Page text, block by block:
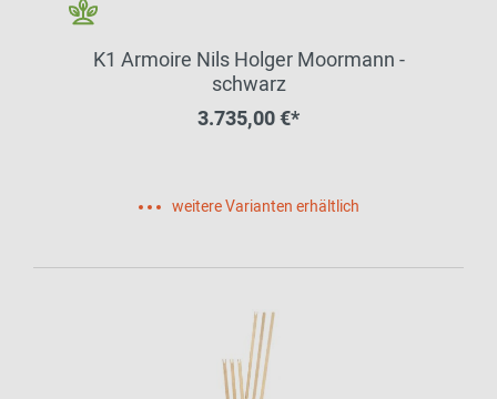
K1 Armoire Nils Holger Moormann -
schwarz
3.735,00 €*
weitere Varianten erhältlich